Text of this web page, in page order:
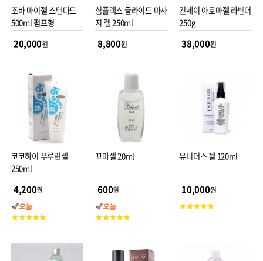
조바 마이젤 스탠다드
500ml 펌프형
20,000원
심플렉스 글라이드 마사
지 젤 250ml
8,800원
킨제이 아로마젤 라벤더
250g
38,000원
코코하이 푸루런젤
250ml
4,200원
고
꼬마젤 20ml
600원
고
유니더스 젤 120ml
10,000원
고